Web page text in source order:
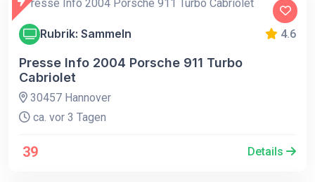
Rubrik: Sammeln 4.6
Presse Info 2004 Porsche 911 Turbo
Cabriolet
30457 Hannover
ca. vor 3 Tagen
39 Details